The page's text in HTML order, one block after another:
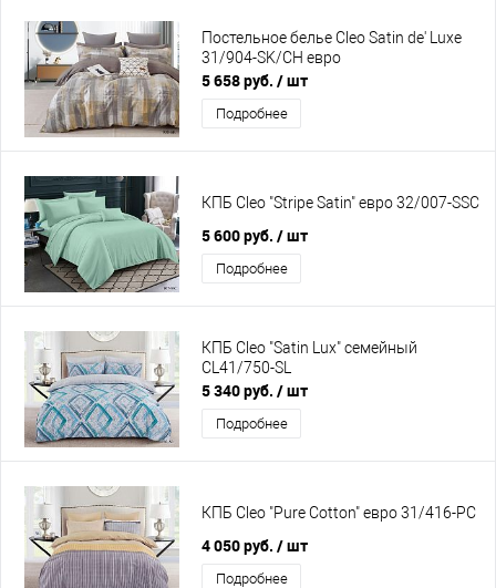
Постельное белье Cleo Satin de' Luxe
31/904-SK/CH евро
5 658 руб. / шт
Подробнее
КПБ Cleo "Stripe Satin" евро 32/007-SSC
5 600 руб. / шт
Подробнее
КПБ Cleo "Satin Lux" семейный
CL41/750-SL
5 340 руб. / шт
Подробнее
КПБ Cleo "Pure Cotton" евро 31/416-PC
4 050 руб. / шт
Подробнее